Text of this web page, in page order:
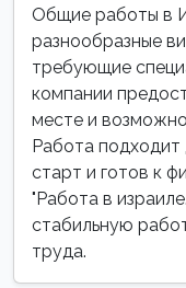
Общие работы в
разнообразные
требующие
компании
месте и
Работа подходит
старт и готов к
"Работа в
стабильную
труда.